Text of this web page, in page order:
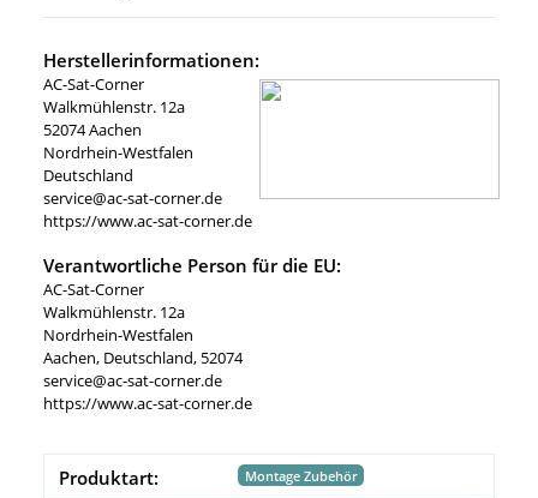
Herstellerinformationen:
AC-Sat-Corner
Walkmühlenstr. 12a
52074 Aachen
Nordrhein-Westfalen
Deutschland
service@ac-sat-corner.de
https://www.ac-sat-corner.de
Verantwortliche Person für die EU:
AC-Sat-Corner
Walkmühlenstr. 12a
Nordrhein-Westfalen
Aachen, Deutschland, 52074
service@ac-sat-corner.de
https://www.ac-sat-corner.de
Produktart: Montage Zubehör